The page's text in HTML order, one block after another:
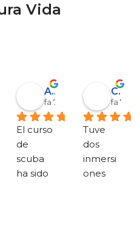
Vida
Alejandro Garrido
fa 7 mesos
El curso
de
scuba
ha sido
Corinna Berthold
fa 7
Tuve
dos
inmersi
ones